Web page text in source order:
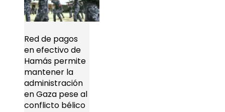
Red de pagos
en efectivo de
Hamás permite
mantener la
administración
en Gaza pese al
conflicto bélico